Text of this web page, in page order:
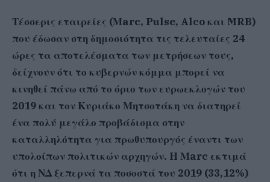
Τέσσερις εταιρείες (Μarc, Pulse, Alco και MRB)
που έδωσαν στη δημοσιότητα τις τελευταίες 24
ώρες τα αποτελέσματα των μετρήσεων τους,
δείχνουν ότι το κυβερνών κόμμα μπορεί να
κινηθεί πάνω από το όριο των ευρωεκλογών του
2019 και τον Κυριάκο Μητσοτάκη να διατηρεί
ένα πολύ μεγάλο προβάδισμα στην
καταλληλότητα για πρωθυπουργός έναντι των
υπολοίπων πολιτικών αρχηγών. H Μarc εκτιμά
ότι η ΝΔ ξεπερνά τα ποσοστά του 2019 (33,12%)